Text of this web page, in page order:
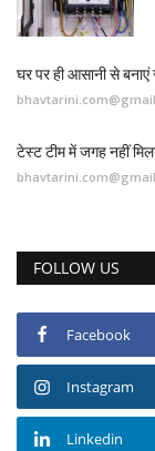
घर पर ही आसानी से
टेस्ट टीम में जगह नहीं
FOLLOW US
Facebook
Instagram
Linkedin